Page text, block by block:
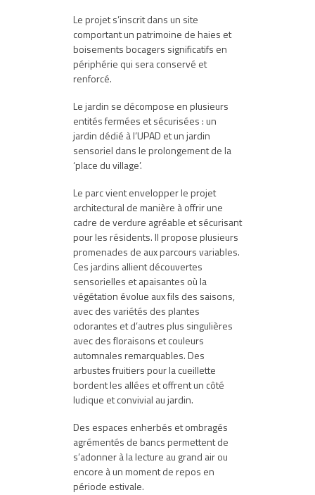
Le projet s’inscrit dans un site
comportant un patrimoine de haies et
boisements bocagers significatifs en
périphérie qui sera conservé et
renforcé.
Le jardin se décompose en plusieurs
entités fermées et sécurisées : un
jardin dédié à l’UPAD et un jardin
sensoriel dans le prolongement de la
‘place du village’.
Le parc vient envelopper le projet
architectural de manière à offrir une
cadre de verdure agréable et sécurisant
pour les résidents. Il propose plusieurs
promenades de aux parcours variables.
Ces jardins allient découvertes
sensorielles et apaisantes où la
végétation évolue aux fils des saisons,
avec des variétés des plantes
odorantes et d’autres plus singulières
avec des floraisons et couleurs
automnales remarquables. Des
arbustes fruitiers pour la cueillette
bordent les allées et offrent un côté
ludique et convivial au jardin.
Des espaces enherbés et ombragés
agrémentés de bancs permettent de
s’adonner à la lecture au grand air ou
encore à un moment de repos en
période estivale.